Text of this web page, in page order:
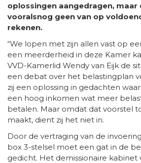
oplossingen aangedragen, maar
vooralsnog geen van op
rekenen.
“We lopen met zijn allen vast op
een meerderheid in deze Kamer
VVD-Kamerlid Wendy van Eijk de
een debat over het belastingplan
zij een oplossing in gedachten
een hoog inkomen wat meer
betalen. Maar omdat dat voorstel
maakt, dient zij het niet in.
Door de vertraging van de
box 3-stelsel moet een gat in de
gedicht. Het demissionaire kabinet